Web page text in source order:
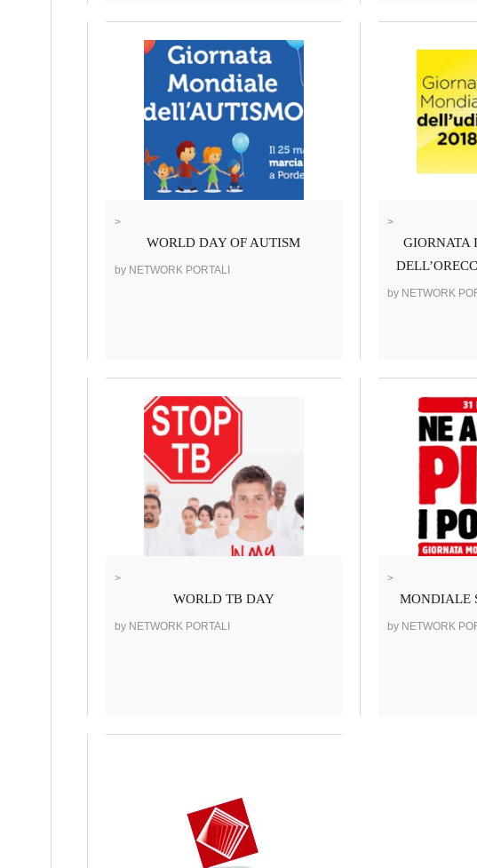
>
WORLD DAY OF AUTISM
by NETWORK PORTALI
>
GIORNATA
by NETWORK
>
WORLD TB DAY
by NETWORK PORTALI
>
MONDIALE
by NETWORK